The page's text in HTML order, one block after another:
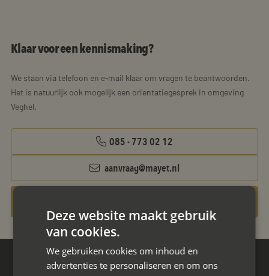
Klaar voor een kennismaking?
We staan via telefoon en e-mail klaar om vragen te beantwoorden.
Het is natuurlijk ook mogelijk een orientatiegesprek in omgeving
Veghel.
085 - 773 02 12
aanvraag@mayet.nl
Hoofdkantoor
Deze website maakt gebruik
van cookies.
We gebruiken cookies om inhoud en
advertenties te personaliseren en om ons